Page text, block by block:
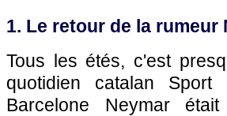
1. Le retour de la rumeur
Tous les étés, c'est
quotidien catalan
Barcelone Neymar